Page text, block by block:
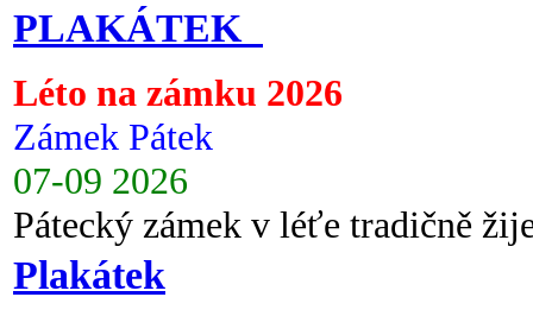
PLAKÁTEK
Léto na zámku 2026
Zámek Pátek
07-09 2026
Pátecký zámek v léťe tradičně
Plakátek